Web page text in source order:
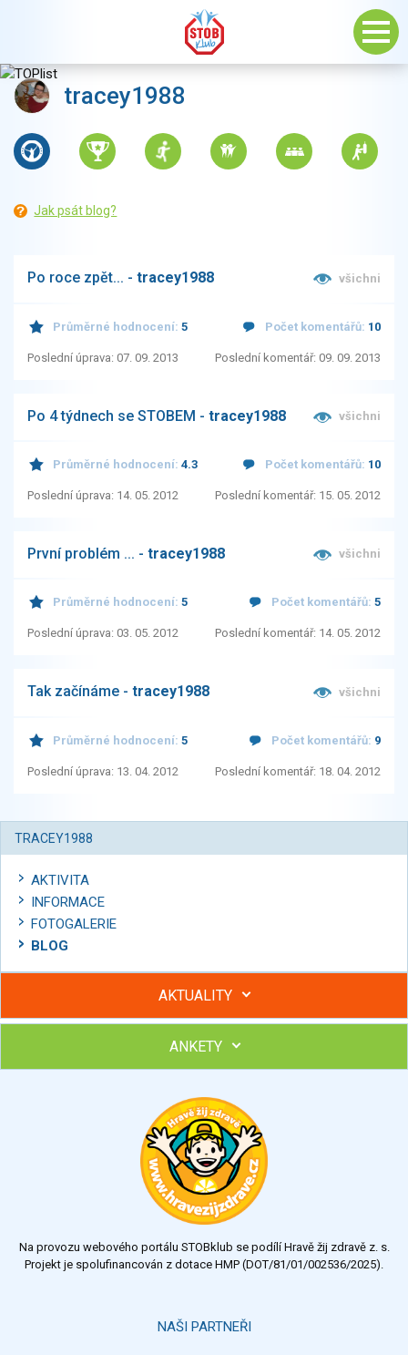
tracey1988
Jak psát blog?
Po roce zpět... - tracey1988 všichni
Průměrné hodnocení: 5 Počet komentářů: 10
Poslední úprava: 07. 09. 2013 Poslední komentář: 09. 09. 2013
Po 4 týdnech se STOBEM - tracey1988 všichni
Průměrné hodnocení: 4.3 Počet komentářů: 10
Poslední úprava: 14. 05. 2012 Poslední komentář: 15. 05. 2012
První problém ... - tracey1988 všichni
Průměrné hodnocení: 5 Počet komentářů: 5
Poslední úprava: 03. 05. 2012 Poslední komentář: 14. 05. 2012
Tak začínáme - tracey1988 všichni
Průměrné hodnocení: 5 Počet komentářů: 9
Poslední úprava: 13. 04. 2012 Poslední komentář: 18. 04. 2012
TRACEY1988
AKTIVITA
INFORMACE
FOTOGALERIE
BLOG
AKTUALITY
Hubněte s podporou lektorky a skupiny v kurzech STOBu
Chcete poradit s hubnutím? Najděte si odborníka STOBu ve
ANKETY
Výsledky Všechny ankety
Na provozu webového portálu STOBklub se podílí Hravě žij zdravě z. s.
Projekt je spolufinancován z dotace HMP (DOT/81/01/002536/2025).
NAŠI PARTNEŘI